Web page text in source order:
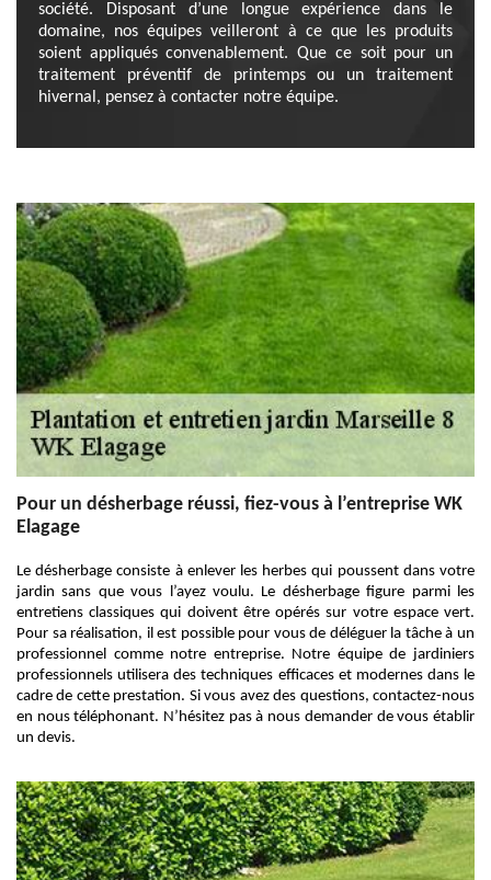
société. Disposant d’une longue expérience dans le
domaine, nos équipes veilleront à ce que les produits
soient appliqués convenablement. Que ce soit pour un
traitement préventif de printemps ou un traitement
hivernal, pensez à contacter notre équipe.
Pour un désherbage réussi, fiez-vous à l’entreprise WK
Elagage
Le désherbage consiste à enlever les herbes qui poussent dans votre
jardin sans que vous l’ayez voulu. Le désherbage figure parmi les
entretiens classiques qui doivent être opérés sur votre espace vert.
Pour sa réalisation, il est possible pour vous de déléguer la tâche à un
professionnel comme notre entreprise. Notre équipe de jardiniers
professionnels utilisera des techniques efficaces et modernes dans le
cadre de cette prestation. Si vous avez des questions, contactez-nous
en nous téléphonant. N’hésitez pas à nous demander de vous établir
un devis.